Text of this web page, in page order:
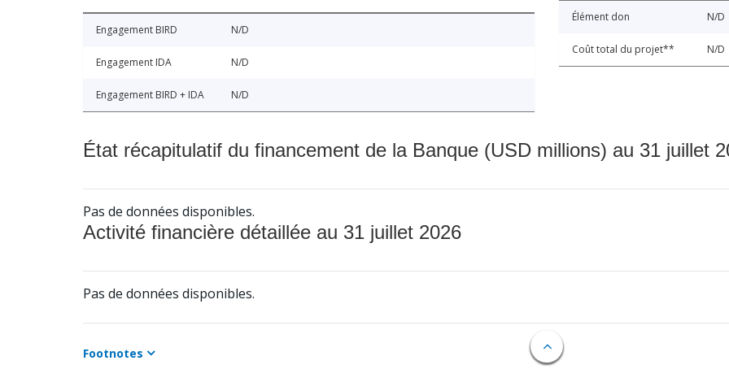
Engagement BIRD N/D
Engagement IDA N/D
Engagement BIRD + IDA N/D
Élément don N/D
Coût total du projet** N/D
État récapitulatif du financement de la Banque (USD millions) au 31 juillet
Pas de données disponibles.
Activité financière détaillée au 31 juillet 2026
Pas de données disponibles.
Footnotes